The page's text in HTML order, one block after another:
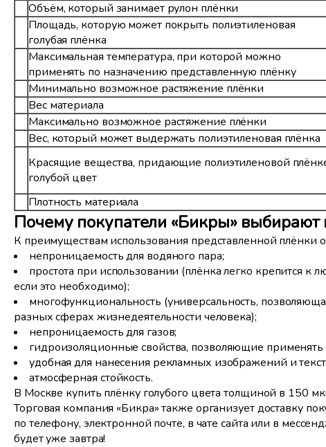
Объём, который занимает рулон плёнки
Площадь, которую может покрыть полиэтиленовая
голубая плёнка
Максимальная температура, при которой можно
применять по назначению представленную плёнку
Минимально возможное растяжение плёнки
Вес материала
Максимально возможное растяжение плёнки
Вес, который может выдержать полиэтиленовая плёнка
Красящие вещества, придающие полиэтиленовой
голубой цвет
Плотность материала
Почему покупатели «Бикры» выбирают
К преимуществам использования представленной плёнки
непроницаемость для водяного пара;
простота при использовании (плёнка легко крепится к
если это необходимо);
многофункциональность (универсальность,
разных сферах жизнедеятельности человека);
непроницаемость для газов;
гидроизоляционные свойства, позволяющие применять
удобная для нанесения рекламных изображений и
атмосферная стойкость.
В Москве купить плёнку голубого цвета толщиной в 150
Торговая компания «Бикра» также организует доставку
по телефону, электронной почте, в чате сайта или в
будет уже завтра!